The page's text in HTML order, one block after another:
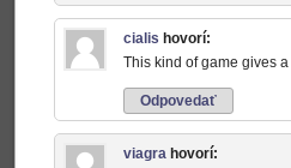
cialis hovorí:
This kind of game gives
Odpovedať
viagra hovorí: